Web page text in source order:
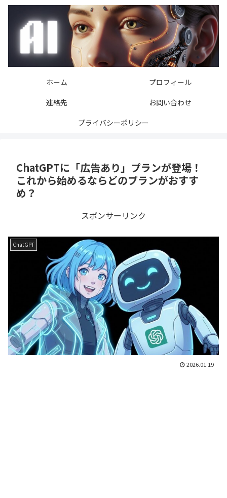
ホーム
プロフィール
連絡先
お問い合わせ
プライバシーポリシー
ChatGPTに「広告あり」プランが登場！
これから始めるならどのプランがおすす
め？
スポンサーリンク
ChatGPT
2026.01.19